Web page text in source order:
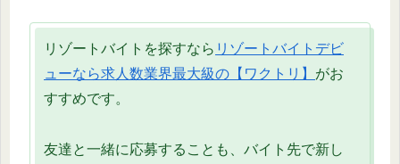
リゾートバイトを探すなら リゾートバイトデビ
ューなら求人数業界最大級の【ワクトリ】 がお
すすめです。
友達と一緒に応募することも、バイト先で新し